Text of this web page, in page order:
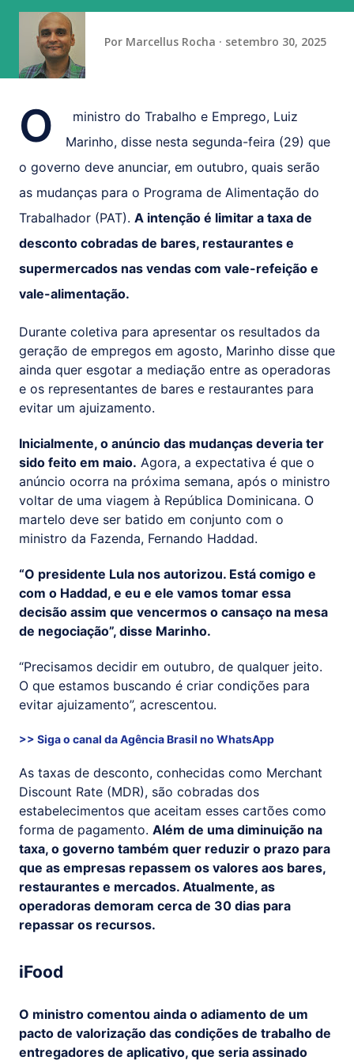
Por Marcellus Rocha setembro 30, 2025
O
ministro do Trabalho e Emprego, Luiz
Marinho, disse nesta segunda-feira (29) que
o governo deve anunciar, em outubro, quais serão
as mudanças para o Programa de Alimentação do
Trabalhador (PAT). A intenção é limitar a taxa de
desconto cobradas de bares, restaurantes e
supermercados nas vendas com vale-refeição e
vale-alimentação.
Durante coletiva para apresentar os resultados da
geração de empregos em agosto, Marinho disse que
ainda quer esgotar a mediação entre as operadoras
e os representantes de bares e restaurantes para
evitar um ajuizamento.
Inicialmente, o anúncio das mudanças deveria ter
sido feito em maio. Agora, a expectativa é que o
anúncio ocorra na próxima semana, após o ministro
voltar de uma viagem à República Dominicana. O
martelo deve ser batido em conjunto com o
ministro da Fazenda, Fernando Haddad.
“O presidente Lula nos autorizou. Está comigo e
com o Haddad, e eu e ele vamos tomar essa
decisão assim que vencermos o cansaço na mesa
de negociação”, disse Marinho.
“Precisamos decidir em outubro, de qualquer jeito.
O que estamos buscando é criar condições para
evitar ajuizamento”, acrescentou.
>> Siga o canal daAgência Brasil no WhatsApp
As taxas de desconto, conhecidas como Merchant
Discount Rate (MDR), são cobradas dos
estabelecimentos que aceitam esses cartões como
forma de pagamento. Além de uma diminuição na
taxa, o governo também quer reduzir o prazo para
que as empresas repassem os valores aos bares,
restaurantes e mercados. Atualmente, as
operadoras demoram cerca de 30 dias para
repassar os recursos.
iFood
O ministro comentou ainda o adiamento de um
pacto de valorização das condições de trabalho de
entregadores de aplicativo, que seria assinado